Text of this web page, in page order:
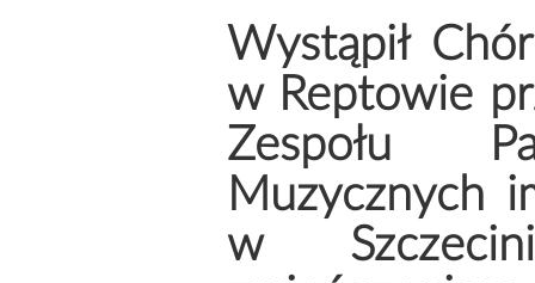
Wystąpił
w Reptowie
Zespołu
Muzycznych
w